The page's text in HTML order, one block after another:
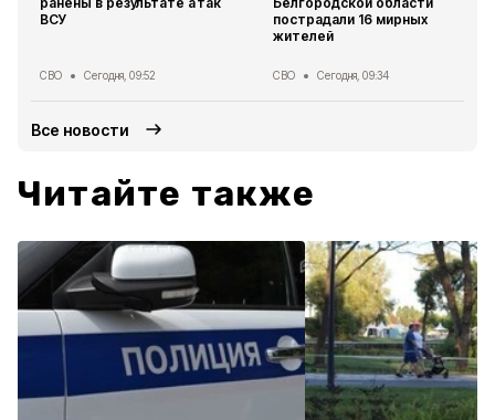
ВСУ
СВО Сегодня, 09:52
пострадали 16 мирных
жителей
СВО Сегодня, 09:34
Все новости
Читайте также